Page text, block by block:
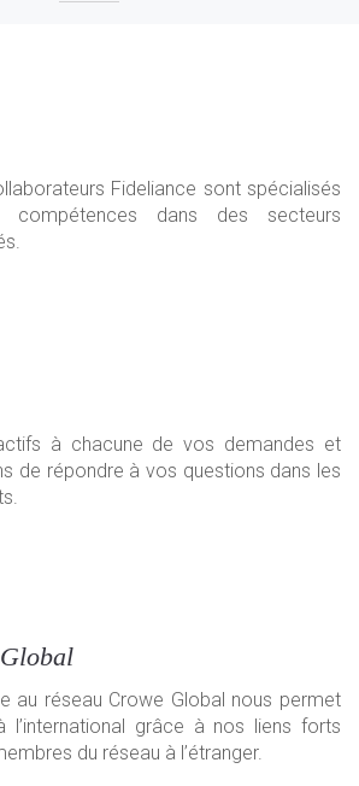
Fideliance sont spécialisés
dans des secteurs
à chacune de vos demandes et
de répondre à vos questions dans les
au réseau Crowe Global nous permet
l’international grâce à nos liens forts
du réseau à l’étranger.